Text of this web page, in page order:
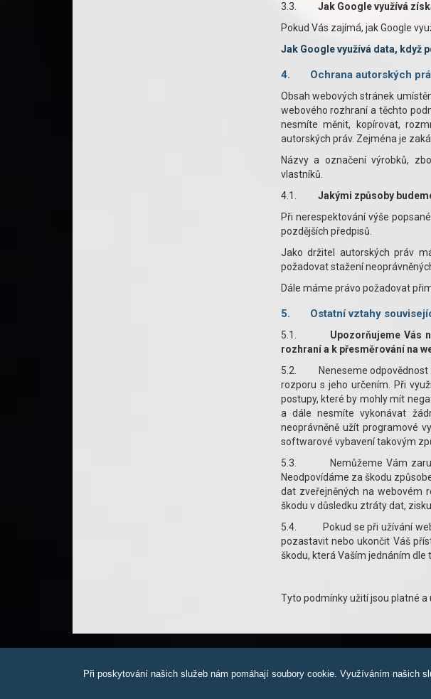
3.3. Jak Googlevyužívá
Pokud Vás zajímá, jak Google
Jak Google využívá data, když
4. Ochrana autorských
Obsah webových stránek
webového rozhraní a těchto
nesmíte měnit, kopírovat,
autorských práv. Zejména je
Názvy a označení výrobků,
vlastníků.
4.1. Jakými způsoby
Při nerespektování výše
pozdějších předpisů.
Jako držitel autorských práv
požadovat stažení
Dále máme právo požadovat
5. Ostatní vztahy
5.1. Upozorňujeme Vás
rozhraní a k přesměrování na
5.2. Neneseme odpovědnost
rozporu s jeho určením. Při
postupy, které by mohly mít
a dále nesmíte vykonávat
neoprávněně užít programové
softwarové vybavení takovým
5.3. Nemůžeme Vám zaručit
Neodpovídáme za škodu
dat zveřejněných na webovém
škodu v důsledku ztráty dat,
5.4. Pokud se při užívání
pozastavit nebo ukončit Váš
škodu, která Vaším jednáním dle
Tyto podmínky užití jsou platné a
Při poskytování našich služeb nám pomáhají soubory cookie. Využíváním našich